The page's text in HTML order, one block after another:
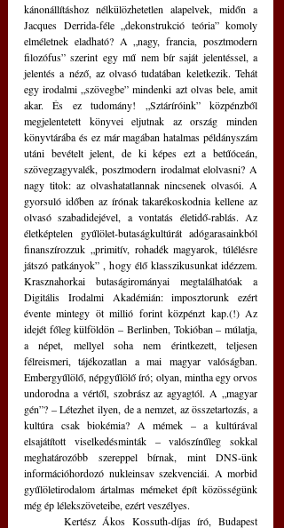
kánonállításhoz nélkülözhetetlen alapelvek, midőn a
Jacques Derrida-féle „dekonstrukció teória” komoly
elméletnek eladható? A „nagy, francia, posztmodern
filozófus” szerint egy mű nem bír saját jelentéssel, a
jelentés a néző, az olvasó tudatában keletkezik. Tehát
egy irodalmi „szövegbe” mindenki azt olvas bele, amit
akar. És ez tudomány! „Sztáríróink” közpénzből
megjelentetett könyvei eljutnak az ország minden
könyvtárába és ez már magában hatalmas példányszám
utáni bevételt jelent, de ki képes ezt a betűóceán,
szövegzagyvalék, posztmodern irodalmat elolvasni? A
nagy titok: az olvashatatlannak nincsenek olvasói. A
gyorsuló időben az írónak takarékoskodnia kellene az
olvasó szabadidejével, a vontatás életidő-rablás. Az
életképtelen gyűlölet-butaságkultúrát adógarasainkból
finanszírozzuk „primitív, rohadék magyarok, túlélésre
játszó patkányok” , hogy élő klasszikusunkat idézzem.
Krasznahorkai butaságirományai megtalálhatóak a
Digitális Irodalmi Akadémián: imposztorunk ezért
évente mintegy öt millió forint közpénzt kap.(!) Az
idejét főleg külföldön – Berlinben, Tokióban – múlatja,
a népet, mellyel soha nem érintkezett, teljesen
félreismeri, tájékozatlan a mai magyar valóságban.
Embergyűlölő, népgyűlölő író; olyan, mintha egy orvos
undorodna a vértől, szobrász az agyagtól. A „magyar
gén”? – Létezhet ilyen, de a nemzet, az összetartozás, a
kultúra csak biokémia? A mémek – a kultúrával
elsajátított viselkedésminták – valószínűleg sokkal
meghatározóbb szereppel bírnak, mint DNS-ünk
információhordozó nukleinsav szekvenciái. A morbid
gyűlöletirodalom ártalmas mémeket épít közösségünk
még ép lélekszöveteibe, ezért veszélyes.